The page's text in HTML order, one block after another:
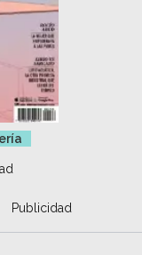
Publicidad